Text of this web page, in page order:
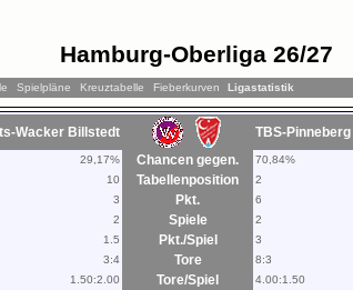
Hamburg-Oberliga 26/27
Spielpläne Kreuztabelle Fieberkurven Ligastatistik
Wacker Billstedt TBS-Pinneberg
29,17% Chancen gegen.
70,84%
10
Tabellenposition
2
3
Pkt.
6
2
Spiele
2
1.5
Pkt./Spiel
3
3:4
Tore
8:3
1.50:2.00
Tore/Spiel
4.00:1.50